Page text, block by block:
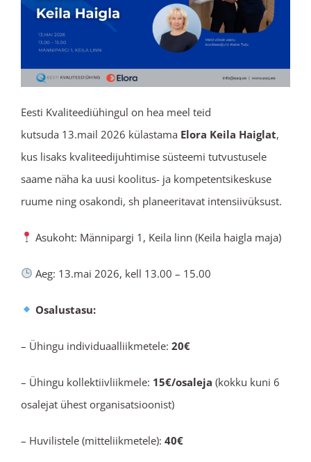
Eesti Kvaliteediühingul on hea meel teid
kutsuda 13.mail 2026 külastama Elora Keila Haiglat,
kus lisaks kvaliteedijuhtimise süsteemi tutvustusele
saame näha ka uusi koolitus- ja kompetentsikeskuse
ruume ning osakondi, sh planeeritavat intensiivüksust.
Asukoht: Männipargi 1, Keila linn (Keila haigla maja)
Aeg: 13.mai 2026, kell 13.00 – 15.00
Osalustasu:
– Ühingu individuaalliikmetele: 20€
– Ühingu kollektiivliikmele: 15€/osaleja (kokku kuni 6
osalejat ühest organisatsioonist)
– Huvilistele (mitteliikmetele): 40€